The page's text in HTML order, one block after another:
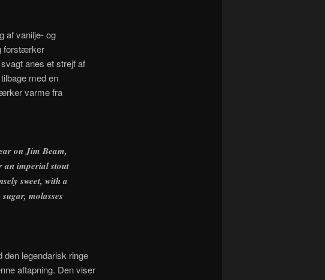
af vanilje- og
forstærker
anes et strejf af
med en
varme fra
on Jim Beam,
an imperial stout
sweet, with a
molasses
den legendarisk ringe
aftapning. Den viser